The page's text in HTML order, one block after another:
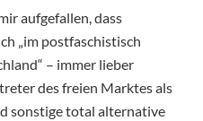
aufgefallen, dass
„im postfaschistisch
– immer lieber
des freien Marktes als
sonstige total alternative